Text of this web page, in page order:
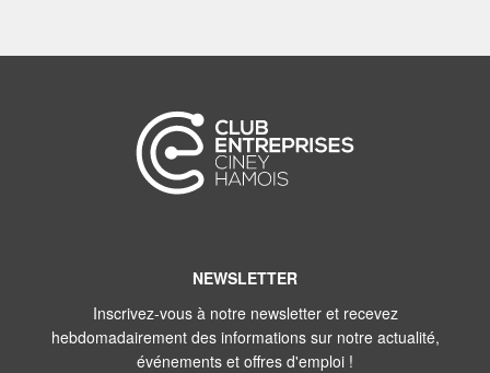
NEWSLETTER
Inscrivez-vous à notre newsletter et recevez
hebdomadairement des informations sur notre actualité,
événements et offres d'emploi !